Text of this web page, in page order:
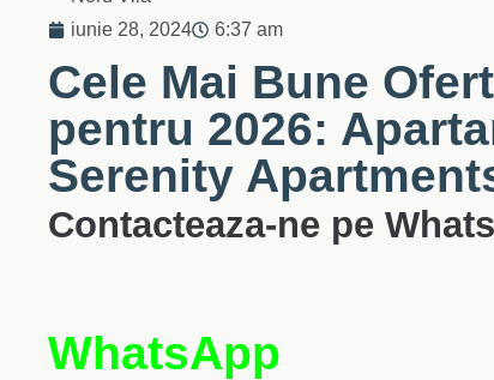
iunie 28, 2024
6:37 am
Cele Mai Bune
pentru 2026:
Serenity
Contacteaza-ne pe
WhatsApp